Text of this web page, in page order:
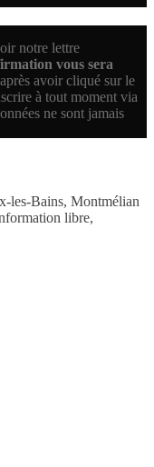
notre lettre
vous sera
avoir cliqué sur le
à tout moment via
ne sont jamais
les-Bains, Montmélian
libre,